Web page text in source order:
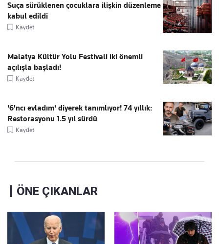
Suça sürüklenen çocuklara ilişkin düzenleme
kabul edildi
Kaydet
Malatya Kültür Yolu Festivali iki önemli
açılışla başladı!
Kaydet
'6'ncı evladım' diyerek tanımlıyor! 74 yıllık:
Restorasyonu 1.5 yıl sürdü
Kaydet
ÖNE ÇIKANLAR